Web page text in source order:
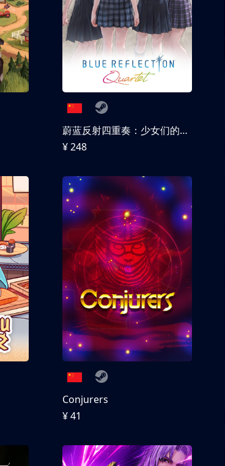
蔚蓝反射四重奏：少女们的奇迹
¥ 248
Conjurers
¥ 41